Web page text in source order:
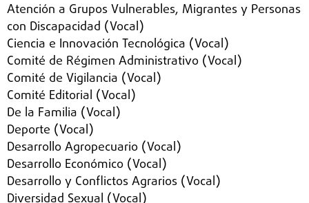
Atención a Grupos Vulnerables, Migrantes y Personas
con Discapacidad (Vocal)
Ciencia e Innovación Tecnológica (Vocal)
Comité de Régimen Administrativo (Vocal)
Comité de Vigilancia (Vocal)
Comité Editorial (Vocal)
De la Familia (Vocal)
Deporte (Vocal)
Desarrollo Agropecuario (Vocal)
Desarrollo Económico (Vocal)
Desarrollo y Conflictos Agrarios (Vocal)
Diversidad Sexual (Vocal)